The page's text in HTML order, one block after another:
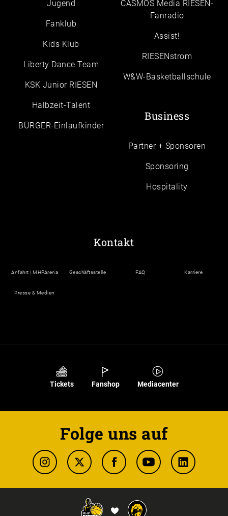
Jugend
Fanklub
Kids Klub
Liberty Dance Team
KSK Junior RIESEN
Halbzeit-Talent
BÜRGER-Einlaufkinder
CASMOS Media RIESEN-
Fanradio
Assist!
RIESENstrom
W&W-Basketballschule
Business
Partner + Sponsoren
Sponsoring
Hospitality
Kontakt
Anfahrt | MHPArena Geschäftsstelle FAQ Karriere
Presse & Medien
Tickets Fanshop Mediacenter
Folge uns auf